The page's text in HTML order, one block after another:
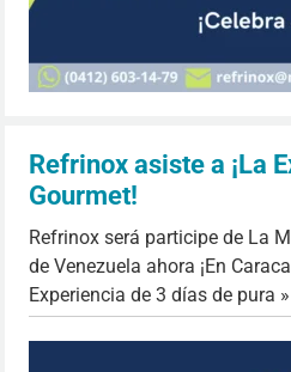
Refrinox asiste a ¡La
Gourmet!
Refrinox será participe de La
de Venezuela ahora ¡En
Experiencia de 3 días de pura »